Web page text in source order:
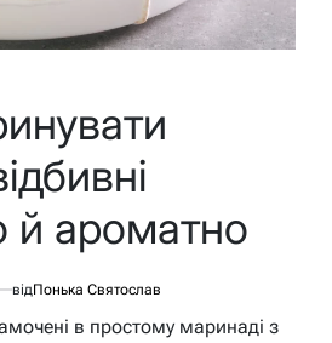
й ароматно
відПонька Святослав
в простому маринаді з